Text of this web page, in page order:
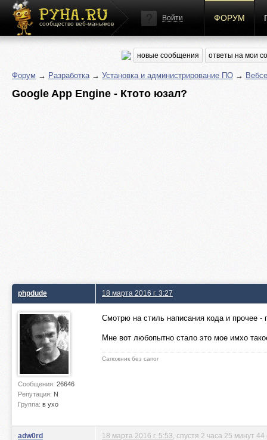
сообщество веб-маньяков
Войти ФОРУМ
новые сообщения ответы на мои
Форум → Разработка→ Установка и администрирование ПО →
Google App Engine - Ктото юзал?
phpdude
Сообщения: 26646
Репутация: N
Группа: в ухо
18 марта 2016 г. 3:27
Смотрю на стиль написания кода и прочее -
Мне вот любопытно стало это мое имхо
Сапожник без сапог
adw0rd 18 марта 2016 г. 5:53 , спустя 2 часа 25 минут